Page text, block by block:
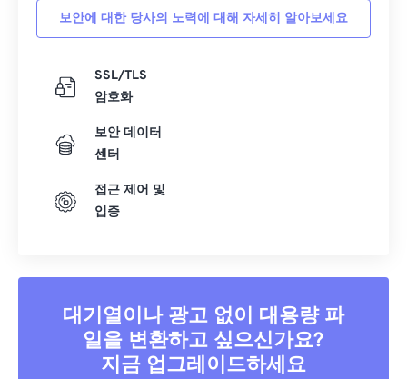
보안에 대한 당사의 노력에 대해 자세히 알아보세요
SSL/TLS
암호화
보안 데이터
센터
접근 제어 및
입증
대기열이나 광고 없이 대용량 파
일을 변환하고 싶으신가요?
지금 업그레이드하세요